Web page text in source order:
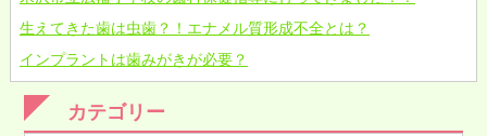
生えてきた歯は虫歯？！エナメル質形成不全とは？
インプラントは歯みがきが必要？
カテゴリー